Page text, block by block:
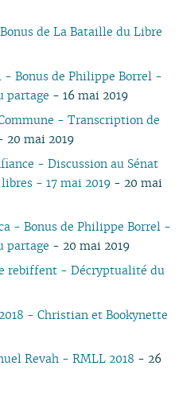
de La Bataille du Libre
Bonus de Philippe Borrel -
partage - 16 mai 2019
- Transcription de
mai 2019
- Discussion au Sénat
- 17 mai 2019- 20 mai
- Bonus de Philippe Borrel -
partage - 20 mai 2019
rebiffent - Décryptualité du
- Christian et Bookynette
Revah - RMLL 2018 - 26